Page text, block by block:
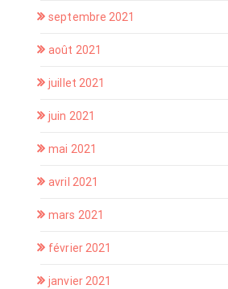
septembre 2021
août 2021
juillet 2021
juin 2021
mai 2021
avril 2021
mars 2021
février 2021
janvier 2021